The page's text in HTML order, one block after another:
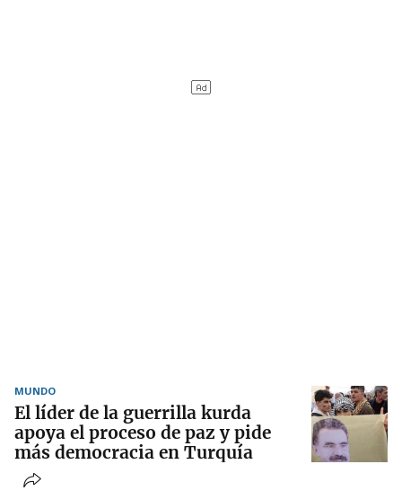
MUNDO
El líder de la guerrilla kurda
apoya el proceso de paz y pide
más democracia en Turquía